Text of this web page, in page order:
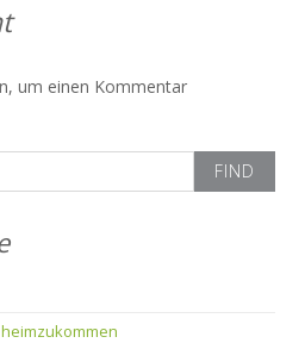
um einen Kommentar